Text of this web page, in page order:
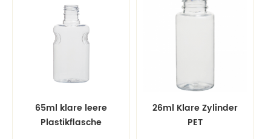
65ml klare leere
Plastikflasche
26ml Klare Zylinder
PET